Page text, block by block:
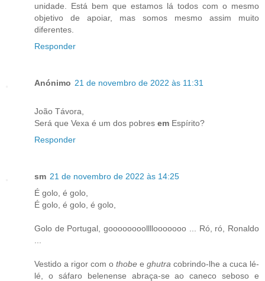
unidade. Está bem que estamos lá todos com o mesmo
objetivo de apoiar, mas somos mesmo assim muito
diferentes.
Responder
Anónimo 21 de novembro de 2022 às 11:31
João Távora,
Será que Vexa é um dos pobres em Espírito?
Responder
sm 21 de novembro de 2022 às 14:25
É golo, é golo,
É golo, é golo, é golo,
Golo de Portugal, goooooooollllooooooo ... Ró, ró, Ronaldo
Vestido a rigor com o thobe e ghutra cobrindo-lhe a cuca lé-
lé, o sáfaro belenense abraça-se ao caneco seboso e